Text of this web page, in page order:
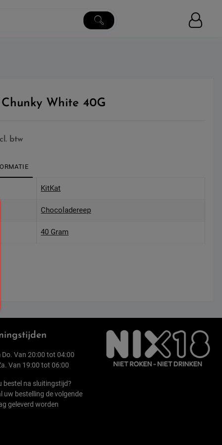
White 40G
btw
KitKat
Chocoladereep
40 Gram
Van 20:00 tot 04:00
Van 19:00 tot 06:00
bestel na sluitingstijd?
uw bestelling de volgende
geleverd worden